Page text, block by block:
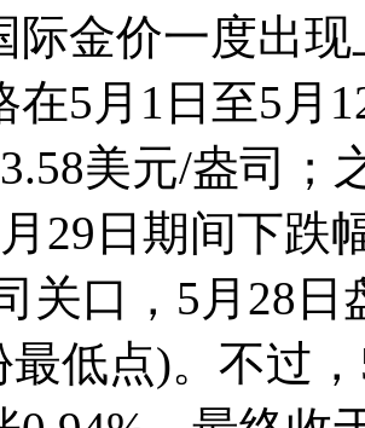
际金价一度出
在5月1日至5月
美元/盎司；
29日期间下跌
关口，5月28日
最低点)。不过